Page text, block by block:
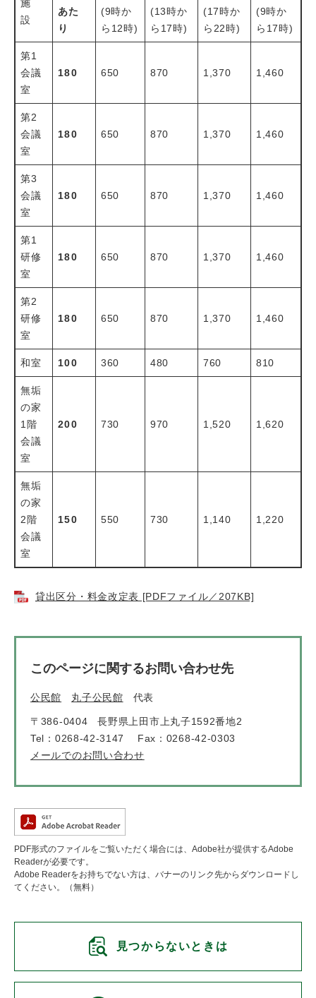
施
設
あた
り
(9時か
ら12時)
(13時か
ら17時)
(17時か
ら22時)
(9時か
ら17時)
第1
会議
室
180 650 870 1,370 1,460
第2
会議
室
180 650 870 1,370 1,460
第3
会議
室
180 650 870 1,370 1,460
第1
研修
室
180 650 870 1,370 1,460
第2
研修
室
180 650 870 1,370 1,460
和室 100 360 480 760 810
無垢
の家
1階
会議
室
200 730 970 1,520 1,620
無垢
の家
2階
会議
室
150 550 730 1,140 1,220
貸出区分・料金改定表 [PDFファイル／207KB]
このページに関するお問い合わせ先
公民館 丸子公民館 代表
〒386-0404
長野県上田市上丸子1592番地2
Tel：0268-42-3147
Fax：0268-42-0303
メールでのお問い合わせ
PDF形式のファイルをご覧いただく場合には、Adobe社が提供するAdobe
Readerが必要です。
Adobe Readerをお持ちでない方は、バナーのリンク先からダウンロードし
てください。（無料）
見つからないときは